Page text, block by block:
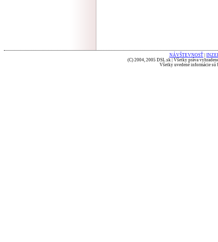
NÁVŠTEVNOSŤ
(C) 2004, 2005 DSL.sk | Všetky práva
Všetky uvedené informácie sú